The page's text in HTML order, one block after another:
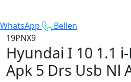
WhatsApp
Bellen
19PNX9
Hyundai I 10 1.1
Apk 5 Drs Usb Nl